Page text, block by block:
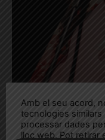
Amb el seu acord,
tecnologies similars
processar dades
lloc web. Pot retirar